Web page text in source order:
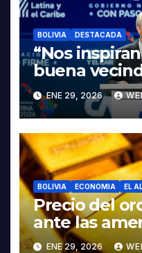
BOLIVIA DESTACADA
“Nos
buena
discurso del
Rodrigo Paz
ENE 29, 2026
BOLIVIA ECONOMIA EL
Precio del
ante las
contra Irán
ENE 29, 2026